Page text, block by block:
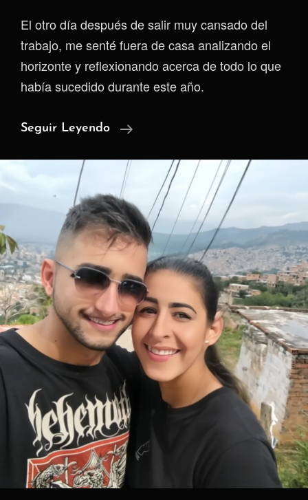
El otro día después de salir muy cansado del
trabajo, me senté fuera de casa analizando el
horizonte y reflexionando acerca de todo lo que
había sucedido durante este año.
Seguir Leyendo
¡Feliz
Nuevo!
Otro
Más